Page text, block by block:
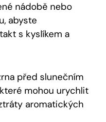
nádobě nebo
abyste
s kyslíkem a
před slunečním
mohou urychlit
aromatických